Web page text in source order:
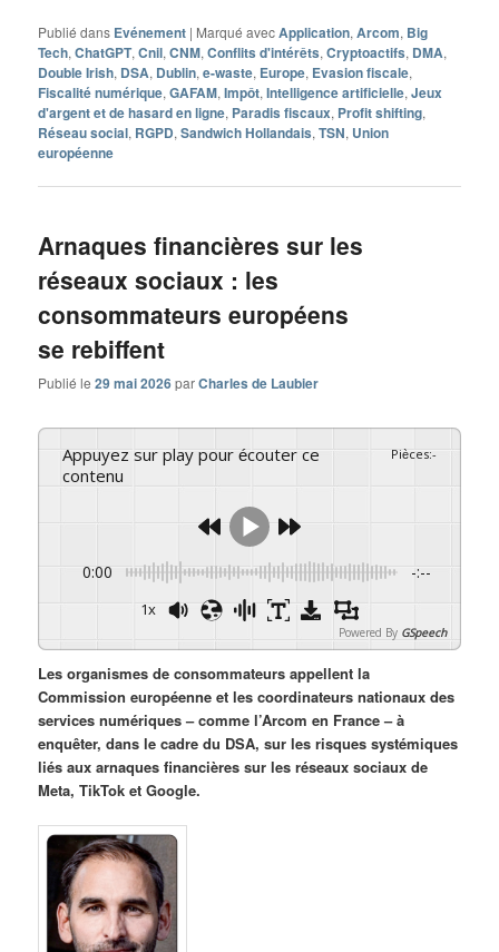
Publié dans Evénement | Marqué avecApplication,Arcom, Big
Tech,ChatGPT,Cnil,CNM,Conflits d'intérêts,Cryptoactifs, DMA,
Double Irish, DSA, Dublin,e-waste, Europe, Evasion fiscale,
Fiscalité numérique,GAFAM,Impôt,Intelligence artificielle,Jeux
d'argent et de hasard en ligne, Paradis fiscaux, Profit shifting,
Réseau social, RGPD,Sandwich Hollandais,TSN, Union
européenne
Arnaques financières sur les
réseaux sociaux : les
consommateurs européens
se rebiffent
Publié le29 mai 2026parCharles de Laubier
Appuyez sur play pour écouter ce
contenu
Pièces:-
0:00 -:--
1x
Powered By GSpeech
Les organismes de consommateurs appellent la
Commission européenne et les coordinateurs nationaux des
services numériques – comme l’Arcom en France – à
enquêter, dans le cadre du DSA, sur les risques systémiques
liés aux arnaques financières sur les réseaux sociaux de
Meta, TikTok et Google.